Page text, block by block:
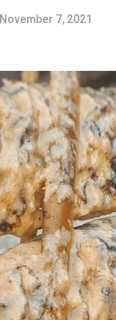
November 7, 2021